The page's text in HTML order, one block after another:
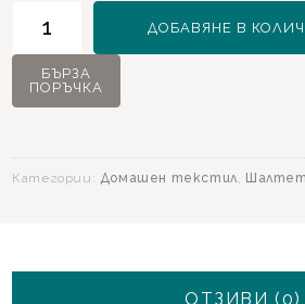
Violet
Шалте
легло
ДОБАВЯНЕ В
БЪРЗА
ПОРЪЧКА
Категории: Домашен текстил,
ОТЗИВИ (0)